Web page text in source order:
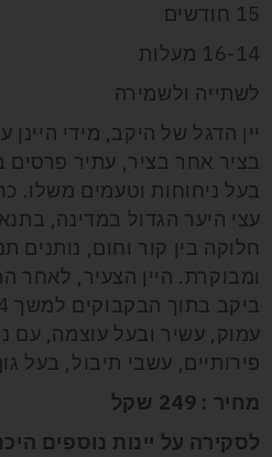
15 חודשים
16-14 מעלות
לשתייה ולשמירה
יין הדגל של היקב, מידי היינן
בציר אחר בציר, עתיר פרסים
בעל ניחוחות וטעמים משלו.
עצי היער הגדול במדינה,
חלוקה בין קור וחום, נותנים
ומבוקרת. היין הצעיר, לאחר
עמוק, עשיר ובעל עוצמה, עם
פירותיים, עשבי תיבול, בעל
מחיר : 249 שקל
לסקירה על יינות נוספים